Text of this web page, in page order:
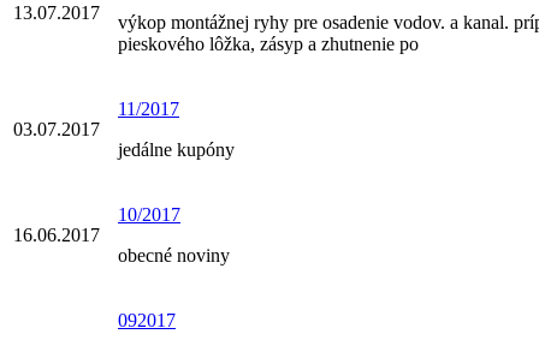
13.07.2017
výkop montážnej ryhy pre osadenie vodov. a kanal.
pieskového lôžka, zásyp a zhutnenie po
03.07.2017
11/2017
jedálne kupóny
16.06.2017
10/2017
obecné noviny
092017